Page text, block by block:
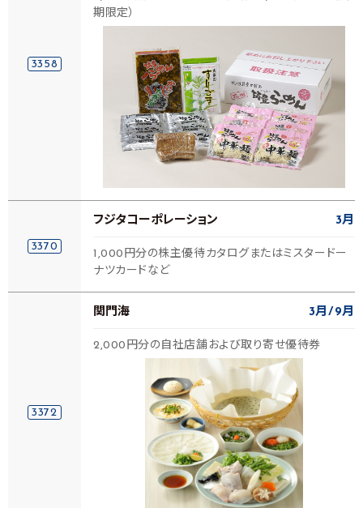
3358
期限定）
3370
フジタコーポレーション 3月
1,000円分の株主優待カタログまたはミスタードー
ナツカードなど
3372
関門海 3月 9月
2,000円分の自社店舗および取り寄せ優待券